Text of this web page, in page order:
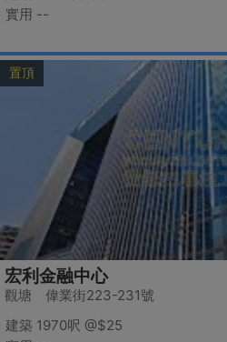
實用 --
置頂
宏利金融中心
觀塘 偉業街223-231號
建築 1970呎 @$25